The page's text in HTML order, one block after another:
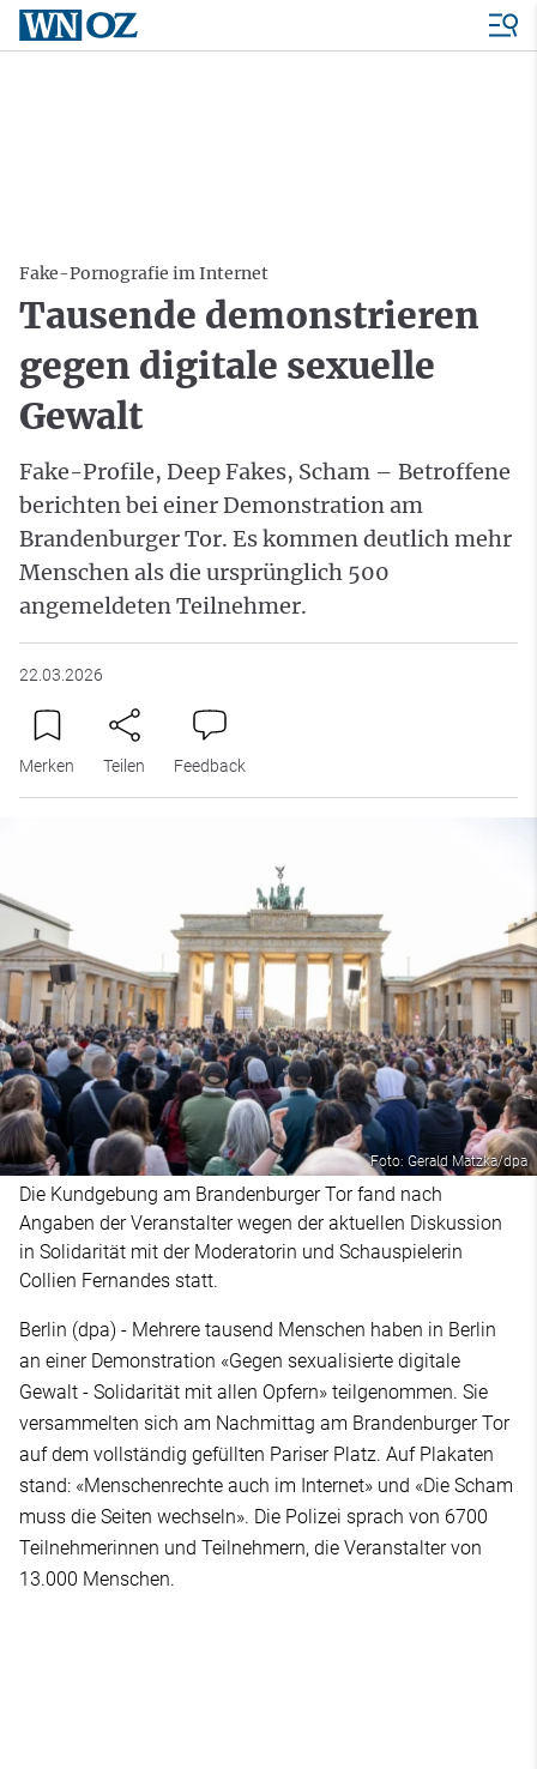
Fake-Pornografie im Internet
Tausende demonstrieren
gegen digitale sexuelle
Gewalt
Fake-Profile, Deep Fakes, Scham – Betroffene
berichten bei einer Demonstration am
Brandenburger Tor. Es kommen deutlich mehr
Menschen als die ursprünglich 500
angemeldeten Teilnehmer.
22.03.2026
Merken Teilen Feedback
Foto: Gerald Matzka/dpa
Die Kundgebung am Brandenburger Tor fand nach
Angaben der Veranstalter wegen der aktuellen Diskussion
in Solidarität mit der Moderatorin und Schauspielerin
Collien Fernandes statt.
Berlin (dpa) - Mehrere tausend Menschen haben in Berlin
an einer Demonstration «Gegen sexualisierte digitale
Gewalt - Solidarität mit allen Opfern» teilgenommen. Sie
versammelten sich am Nachmittag am Brandenburger Tor
auf dem vollständig gefüllten Pariser Platz. Auf Plakaten
stand: «Menschenrechte auch im Internet» und «Die Scham
muss die Seiten wechseln». Die Polizei sprach von 6700
Teilnehmerinnen und Teilnehmern, die Veranstalter von
13.000 Menschen.